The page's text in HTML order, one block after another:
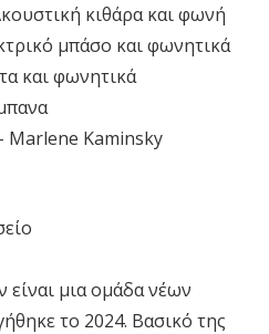
κιθάρα και φωνή
μπάσο και φωνητικά
και φωνητικά
Marlene Kaminsky
μια ομάδα νέων
το 2024. Βασικό της